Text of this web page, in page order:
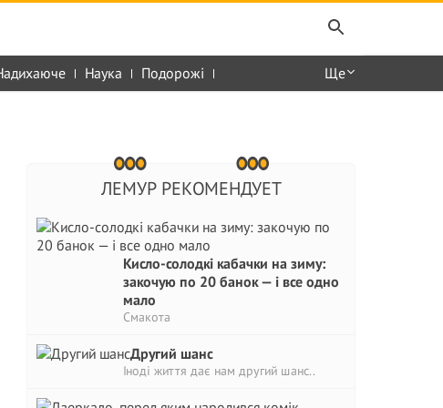
Наука Подорожі Ще
ЛЕМУР РЕКОМЕНДУЕТ
Кисло-солодкі кабачки на зиму:
закочую по 20 банок — і все одно
мало
Смакота
Другий шанс
Іноді життя дає нам другий шанс..